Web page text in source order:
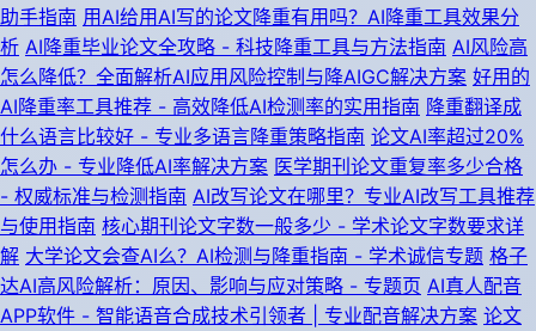
助手指南 用AI给用AI写的论文降重有用吗？AI降重工具效果分
析 AI降重毕业论文全攻略 - 科技降重工具与方法指南 AI风险高
怎么降低？全面解析AI应用风险控制与降AIGC解决方案 好用的
AI降重率工具推荐 - 高效降低AI检测率的实用指南 降重翻译成
什么语言比较好 - 专业多语言降重策略指南 论文AI率超过20%
怎么办 - 专业降低AI率解决方案 医学期刊论文重复率多少合格
- 权威标准与检测指南 AI改写论文在哪里？专业AI改写工具推荐
与使用指南 核心期刊论文字数一般多少 - 学术论文字数要求详
解 大学论文会查AI么？AI检测与降重指南 - 学术诚信专题 格子
达AI高风险解析：原因、影响与应对策略 - 专题页 AI真人配音
APP软件 - 智能语音合成技术引领者 | 专业配音解决方案 论文